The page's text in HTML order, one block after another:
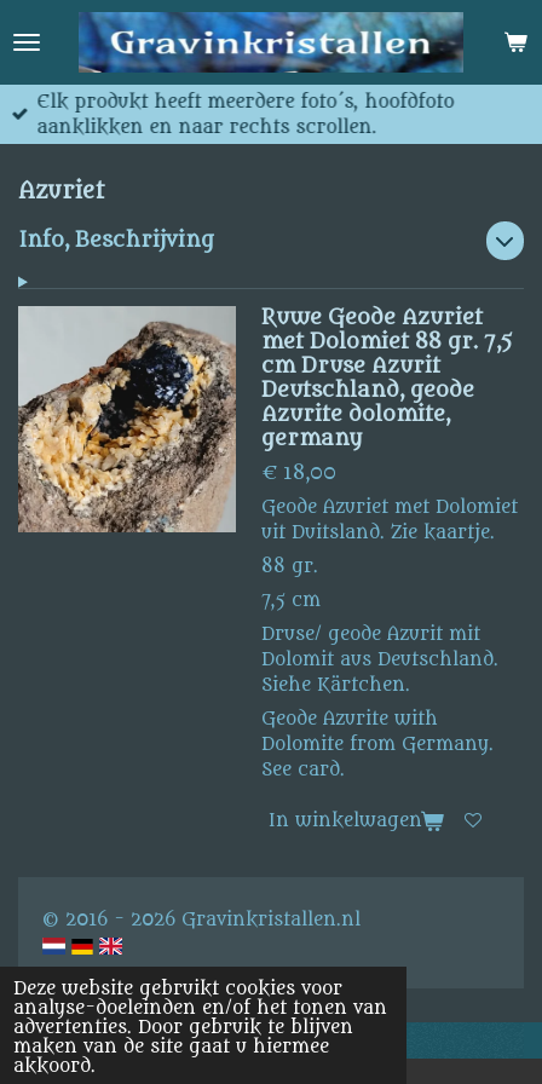
Deze website gebruikt cookies voor
analyse-doeleinden en/of het tonen van
advertenties. Door gebruik te blijven
maken van de site gaat u hiermee
akkoord.
direct
hoofdinhoud
Elk produkt heeft meerdere foto´s, hoofdfoto
aanklikken en naar rechts scrollen.
Azuriet
Info, Beschrijving
Ruwe Geode Azuriet
met Dolomiet 88 gr. 7,5
cm Druse Azurit
Deutschland, geode
Azurite dolomite,
germany
€ 18,00
Geode Azuriet met Dolomiet
uit Duitsland. Zie kaartje.
88 gr.
7,5 cm
Druse/ geode Azurit mit
Dolomit aus Deutschland.
Siehe Kärtchen.
Geode Azurite with
Dolomite from Germany.
See card.
In winkelwagen
© 2016 - 2026 Gravinkristallen.nl